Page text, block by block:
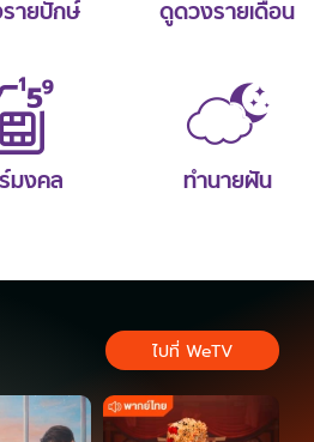
ายปักษ์ ดูดวงรายเดือน
มงคล ทำนายฝัน
ไปที่ WeTV